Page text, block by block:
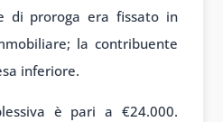
di proroga era fissato in
la contribuente
inferiore.
è pari a €24.000.